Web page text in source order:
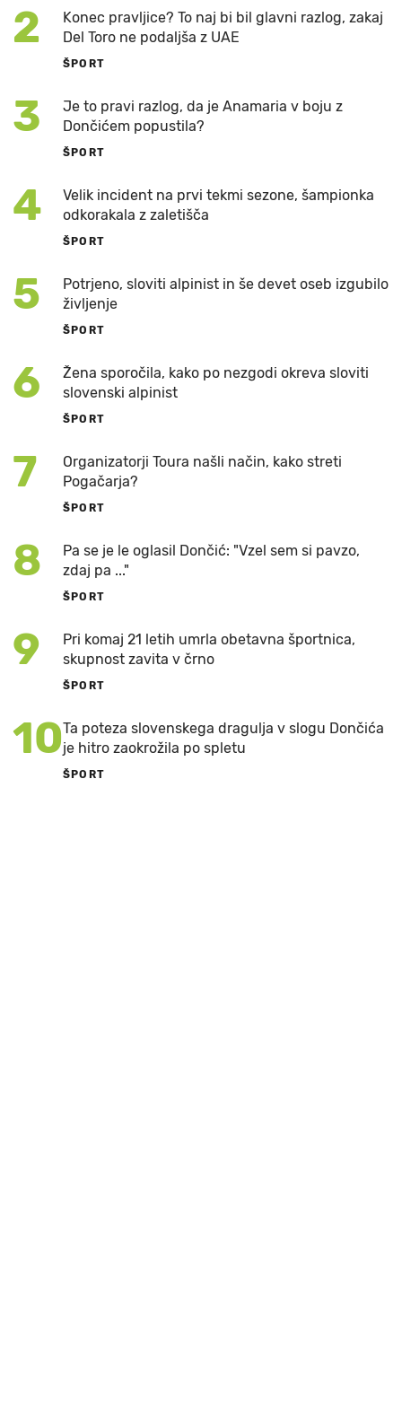
2
Konec pravljice? To naj bi bil glavni razlog, zakaj
Del Toro ne podaljša z UAE
ŠPORT
3
Je to pravi razlog, da je Anamaria v boju z
Dončićem popustila?
ŠPORT
4
Velik incident na prvi tekmi sezone, šampionka
odkorakala z zaletišča
ŠPORT
5
Potrjeno, sloviti alpinist in še devet oseb izgubilo
življenje
ŠPORT
6
Žena sporočila, kako po nezgodi okreva sloviti
slovenski alpinist
ŠPORT
7
Organizatorji Toura našli način, kako streti
Pogačarja?
ŠPORT
8
Pa se je le oglasil Dončić: "Vzel sem si pavzo,
zdaj pa ..."
ŠPORT
9
Pri komaj 21 letih umrla obetavna športnica,
skupnost zavita v črno
ŠPORT
10Ta poteza slovenskega dragulja v slogu Dončića
je hitro zaokrožila po spletu
ŠPORT